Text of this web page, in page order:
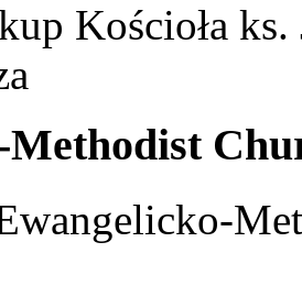
Kościoła ks.
Methodist